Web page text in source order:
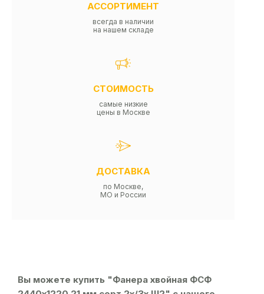
АССОРТИМЕНТ
всегда в наличии
на нашем складе
СТОИМОСТЬ
самые низкие
цены в Москве
ДОСТАВКА
по Москве,
МО и России
Вы можете купить "Фанера хвойная ФСФ